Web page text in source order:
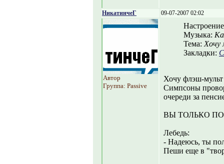
НикатинчеГ 09-07-2007 02:02
Автор
Группа: Passive
Музыка:
Тема: Хочу
Закладки:
Хочу флэш-
Симпсоны
очереди за
ВЫ ТОЛЬКО
Лебедь:
- Надеюсь, ты
Пеши еще в